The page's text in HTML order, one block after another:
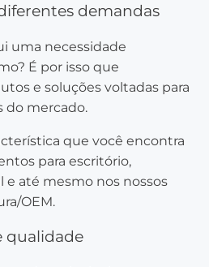
demandas
uma necessidade
É por isso que
e soluções voltadas para
do mercado.
que você encontra
para escritório,
e até mesmo nos nossos
OEM.
qualidade